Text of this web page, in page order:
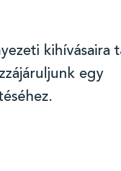
kihívásaira
egy